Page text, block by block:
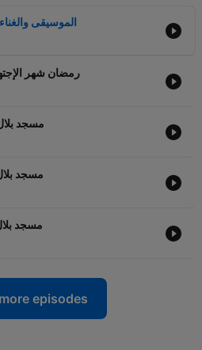
الموسيقى
رمضان شهر
مسجد بلال
مسجد
مسجد
episodes